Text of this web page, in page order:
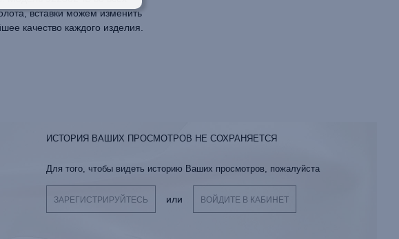
вставки можем изменить
качество каждого изделия.
ИСТОРИЯ ВАШИХ ПРОСМОТРОВ НЕ СОХРАНЯЕТСЯ
Для того, чтобы видеть историю Ваших просмотров, пожалуйста
ЗАРЕГИСТРИРУЙТЕСЬ или ВОЙДИТЕ В КАБИНЕТ